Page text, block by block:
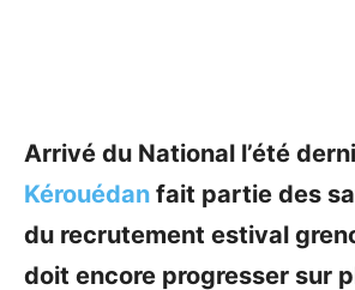
Arrivé du National l’été
Kérouédan fait partie des
du recrutement estival
doit encore progresser sur